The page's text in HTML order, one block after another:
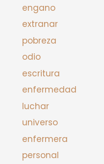
engano
extranar
pobreza
odio
escritura
enfermedad
luchar
universo
enfermera
personal